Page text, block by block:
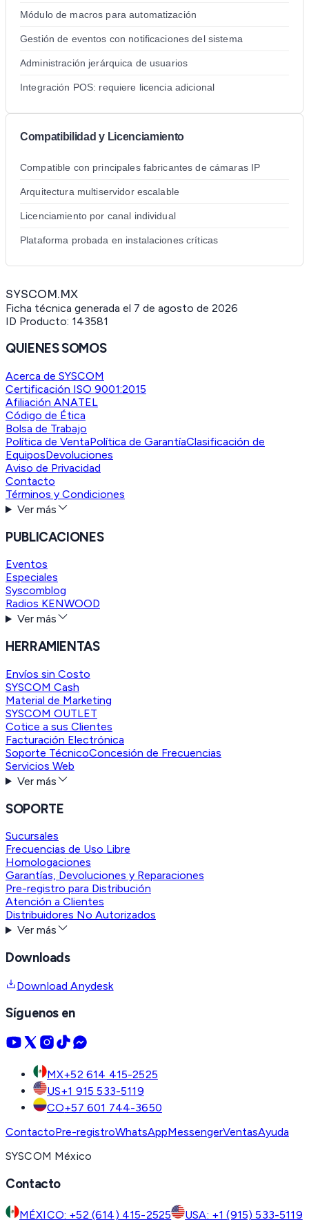
Módulo de macros para automatización
Gestión de eventos con notificaciones del sistema
Administración jerárquica de usuarios
Integración POS: requiere licencia adicional
Compatibilidad y Licenciamiento
Compatible con principales fabricantes de cámaras IP
Arquitectura multiservidor escalable
Licenciamiento por canal individual
Plataforma probada en instalaciones críticas
SYSCOM.MX
Ficha técnica generada el 7 de agosto de 2026
ID Producto: 143581
QUIENES SOMOS
Acerca de SYSCOM
Certificación ISO 9001:2015
Afiliación ANATEL
Código de Ética
Bolsa de Trabajo
Política de VentaPolítica de GarantíaClasificación de
EquiposDevoluciones
Aviso de Privacidad
Contacto
Términos y Condiciones
Ver más
PUBLICACIONES
Eventos
Especiales
Syscomblog
Radios KENWOOD
Ver más
HERRAMIENTAS
Envíos sin Costo
SYSCOM Cash
Material de Marketing
SYSCOM OUTLET
Cotice a sus Clientes
Facturación Electrónica
Soporte TécnicoConcesión de Frecuencias
Servicios Web
Ver más
SOPORTE
Sucursales
Frecuencias de Uso Libre
Homologaciones
Garantías, Devoluciones y Reparaciones
Pre-registro para Distribución
Atención a Clientes
Distribuidores No Autorizados
Ver más
Downloads
Download Anydesk
Síguenos en
MX+52 614 415-2525
US+1 915 533-5119
CO+57 601 744-3650
ContactoPre-registroWhatsAppMessengerVentasAyuda
SYSCOM México
Contacto
MÉXICO: +52 (614) 415-2525 USA: +1 (915) 533-5119